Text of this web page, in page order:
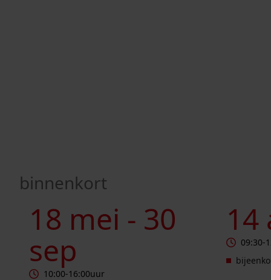
binnenkort
18 mei - 30
sep
10:00-16:00uur
14
09:30-